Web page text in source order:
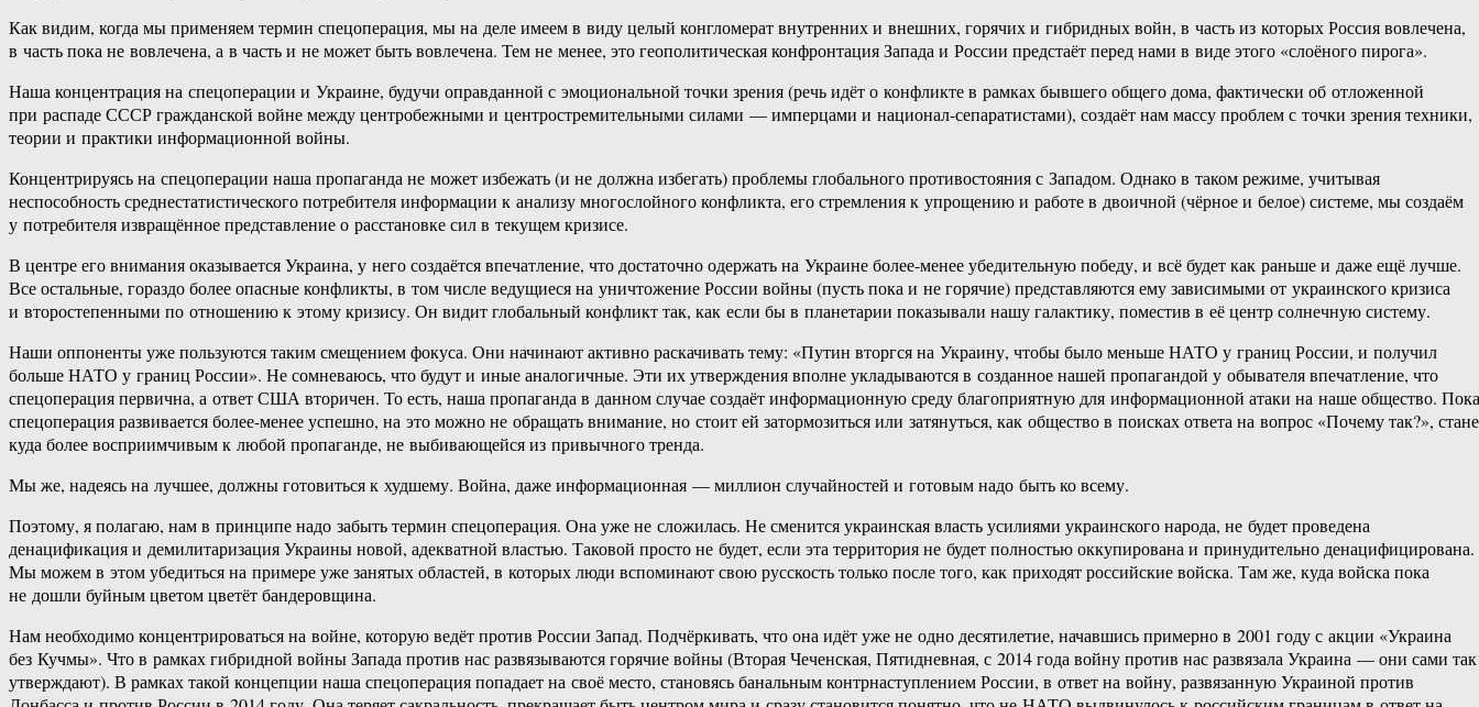
Как видим, когда мы применяем термин спецоперация, мы на деле имеем в виду целый конгломерат внутренних и внешних, горячих и гибридных войн, в часть из которых Россия вовлечена,
в часть пока не вовлечена, а в часть и не может быть вовлечена. Тем не менее, это геополитическая конфронтация Запада и России предстаёт перед нами в виде этого «слоёного пирога».
Наша концентрация на спецоперации и Украине, будучи оправданной с эмоциональной точки зрения (речь идёт о конфликте в рамках бывшего общего дома, фактически об отложенной
при распаде СССР гражданской войне между центробежными и центростремительными силами — имперцами и национал-сепаратистами), создаёт нам массу проблем с точки зрения техники,
теории и практики информационной войны.
Концентрируясь на спецоперации наша пропаганда не может избежать (и не должна избегать) проблемы глобального противостояния с Западом. Однако в таком режиме, учитывая
неспособность среднестатистического потребителя информации к анализу многослойного конфликта, его стремления к упрощению и работе в двоичной (чёрное и белое) системе, мы создаём
у потребителя извращённое представление о расстановке сил в текущем кризисе.
В центре его внимания оказывается Украина, у него создаётся впечатление, что достаточно одержать на Украине более-менее убедительную победу, и всё будет как раньше и даже ещё лучше.
Все остальные, гораздо более опасные конфликты, в том числе ведущиеся на уничтожение России войны (пусть пока и не горячие) представляются ему зависимыми от украинского кризиса
и второстепенными по отношению к этому кризису. Он видит глобальный конфликт так, как если бы в планетарии показывали нашу галактику, поместив в её центр солнечную систему.
Наши оппоненты уже пользуются таким смещением фокуса. Они начинают активно раскачивать тему: «Путин вторгся на Украину, чтобы было меньше НАТО у границ России, и получил
больше НАТО у границ России». Не сомневаюсь, что будут и иные аналогичные. Эти их утверждения вполне укладываются в созданное нашей пропагандой у обывателя впечатление, что
спецоперация первична, а ответ США вторичен. То есть, наша пропаганда в данном случае создаёт информационную среду благоприятную для информационной атаки на наше общество. Пока
спецоперация развивается более-менее успешно, на это можно не обращать внимание, но стоит ей затормозиться или затянуться, как общество в поисках ответа на вопрос «Почему так?»,
куда более восприимчивым к любой пропаганде, не выбивающейся из привычного тренда.
Мы же, надеясь на лучшее, должны готовиться к худшему. Война, даже информационная — миллион случайностей и готовым надо быть ко всему.
Поэтому, я полагаю, нам в принципе надо забыть термин спецоперация. Она уже не сложилась. Не сменится украинская власть усилиями украинского народа, не будет проведена
денацификация и демилитаризация Украины новой, адекватной властью. Таковой просто не будет, если эта территория не будет полностью оккупирована и принудительно денацифицирована.
Мы можем в этом убедиться на примере уже занятых областей, в которых люди вспоминают свою русскость только после того, как приходят российские войска. Там же, куда войска пока
не дошли буйным цветом цветёт бандеровщина.
Нам необходимо концентрироваться на войне, которую ведёт против России Запад. Подчёркивать, что она идёт уже не одно десятилетие, начавшись примерно в 2001 году с акции «Украина
без Кучмы». Что в рамках гибридной войны Запада против нас развязываются горячие войны (Вторая Чеченская, Пятидневная, с 2014 года войну против нас развязала Украина — они сами так
утверждают). В рамках такой концепции наша спецоперация попадает на своё место, становясь банальным контрнаступлением России, в ответ на войну, развязанную Украиной против